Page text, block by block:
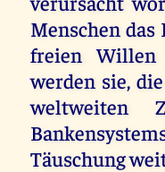
Menschen das
freien
werden sie,
weltweiten
Täuschung